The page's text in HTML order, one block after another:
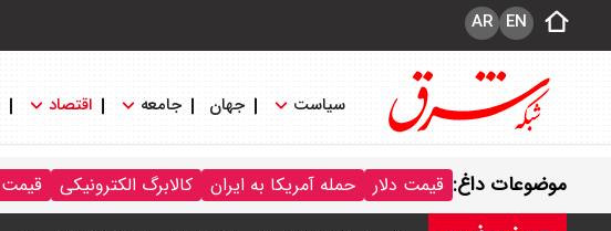
EN
AR
سیاست جهان جامعه اقتصاد
موضوعات داغ: قیمت دلار حمله آمریکا به ایران کالابرگ الکترونیکی
قیمت نفت امروز شنبه ۱۷ مرداد ۱۴۰۵ / نفت صعودی شد + جدول
قیمت طلای جهان امروز شنبه ۱۷ مرداد ۱۴۰۵ / طلا صعودی شد + جدول